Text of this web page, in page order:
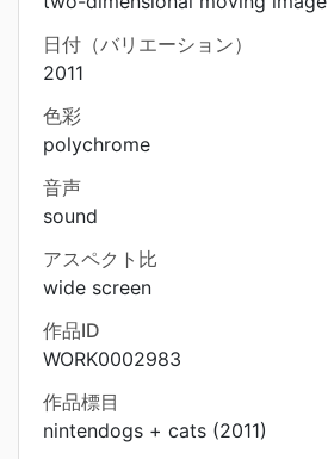
日付（バリエーション）
2011
色彩
polychrome
音声
sound
アスペクト比
wide screen
作品ID
WORK0002983
作品標目
nintendogs + cats (2011)